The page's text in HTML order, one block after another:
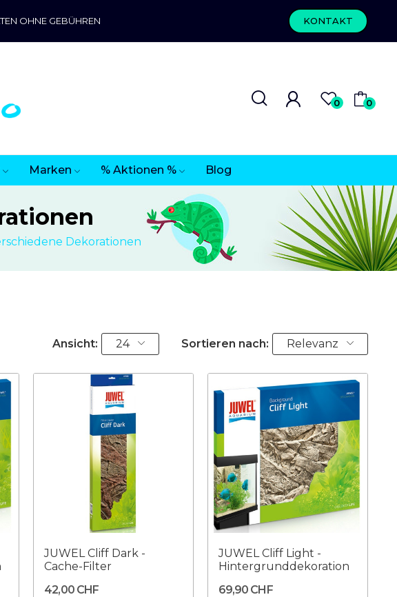
OHNE GEBÜHREN KONTAKT
0 0
Marken % Aktionen % Blog
Dekorationen
Ansicht: 24 Sortieren nach: Relevanz
JUWEL Cliff Dark -
Cache-Filter
42,00 CHF
JUWEL Cliff Light -
Hintergrunddekoration
69,90 CHF